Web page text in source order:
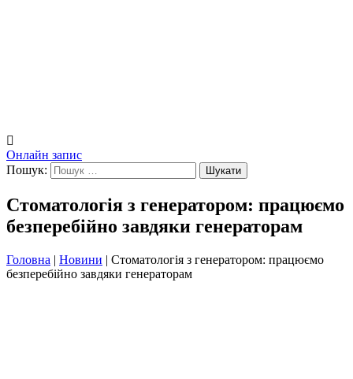
Онлайн запис
Пошук:
Стоматологія з генератором: працюємо
безперебійно завдяки генераторам
Головна | Новини | Стоматологія з генератором: працюємо
безперебійно завдяки генераторам